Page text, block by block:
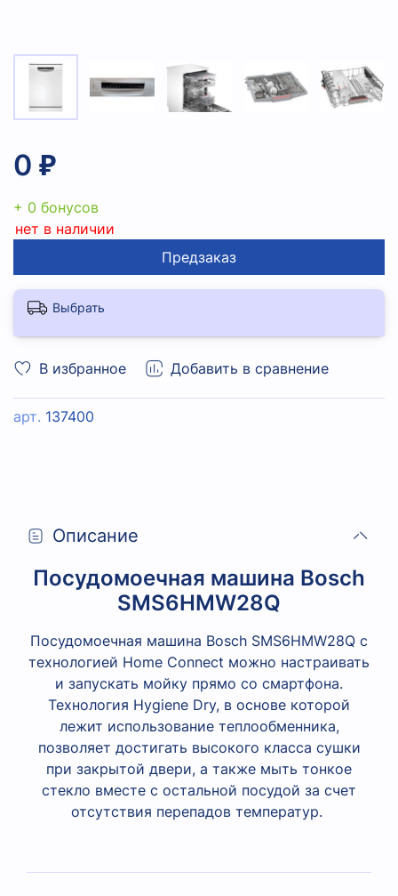
В избранное Добавить в сравнение
арт. 137400
0 ₽
+ 0 бонусов
нет в наличии
Предзаказ
Выбрать
Описание
Посудомоечная машина Bosch
SMS6HMW28Q
Посудомоечная машина Bosch SMS6HMW28Q с
технологией Home Connect можно настраивать
и запускать мойку прямо со смартфона.
Технология Hygiene Dry, в основе которой
лежит использование теплообменника,
позволяет достигать высокого класса сушки
при закрытой двери, а также мыть тонкое
стекло вместе с остальной посудой за счет
отсутствия перепадов температур.